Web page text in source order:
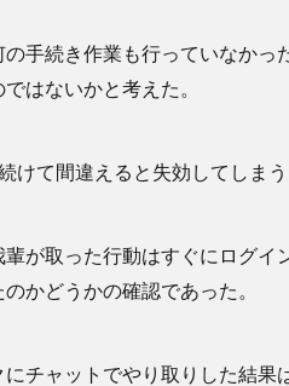
手続き作業も行っていなか
はないかと考えた。
けて間違えると失効してしま
が取った行動はすぐにログ
かどうかの確認であった。
チャットでやり取りした結